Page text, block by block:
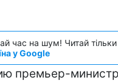
час на шум! Читай тільки
у Google
премьер-